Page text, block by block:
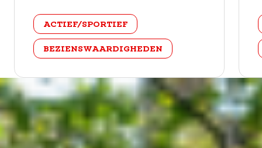
categorie
ACTIEF/SPORTIEF
BEZIENSWAARDIGHEDEN